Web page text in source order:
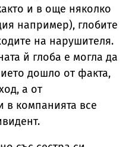
и в още няколко
например), глобите
на нарушителя.
й глоба е могла да
дошло от факта,
а от
компанията все